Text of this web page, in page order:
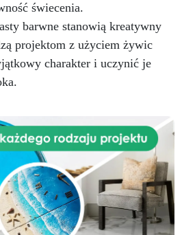
świecenia.
barwne stanowią kreatywny
projektom z użyciem żywic
charakter i uczynić je